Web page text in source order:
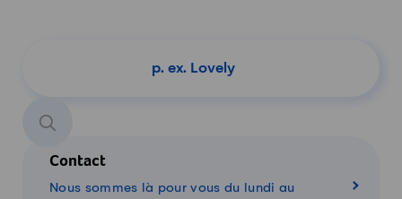
Contact
Nous sommes là pour vous du lundi au